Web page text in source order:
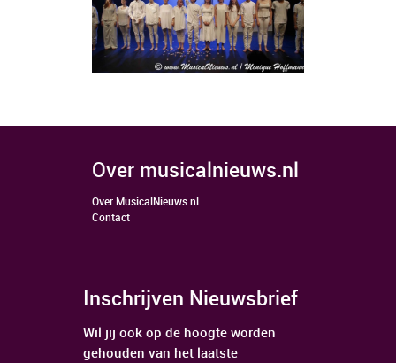
over musicalnieuws.nl
Over MusicalNieuws.nl
Contact
Inschrijven Nieuwsbrief
Wil jij ook op de hoogte worden
gehouden van het laatste